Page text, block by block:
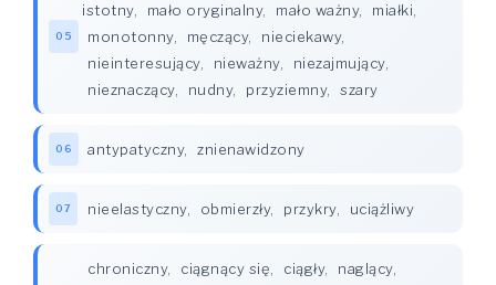
05
istotny, mało oryginalny, mało ważny, miałki
monotonny, męczący, nieciekawy,
nieinteresujący, nieważny, niezajmujący,
nieznaczący, nudny, przyziemny, szary
06 antypatyczny, znienawidzony
07 nieelastyczny, obmierzły, przykry, uciążliwy
chroniczny, ciągnący się ciągły, naglący,